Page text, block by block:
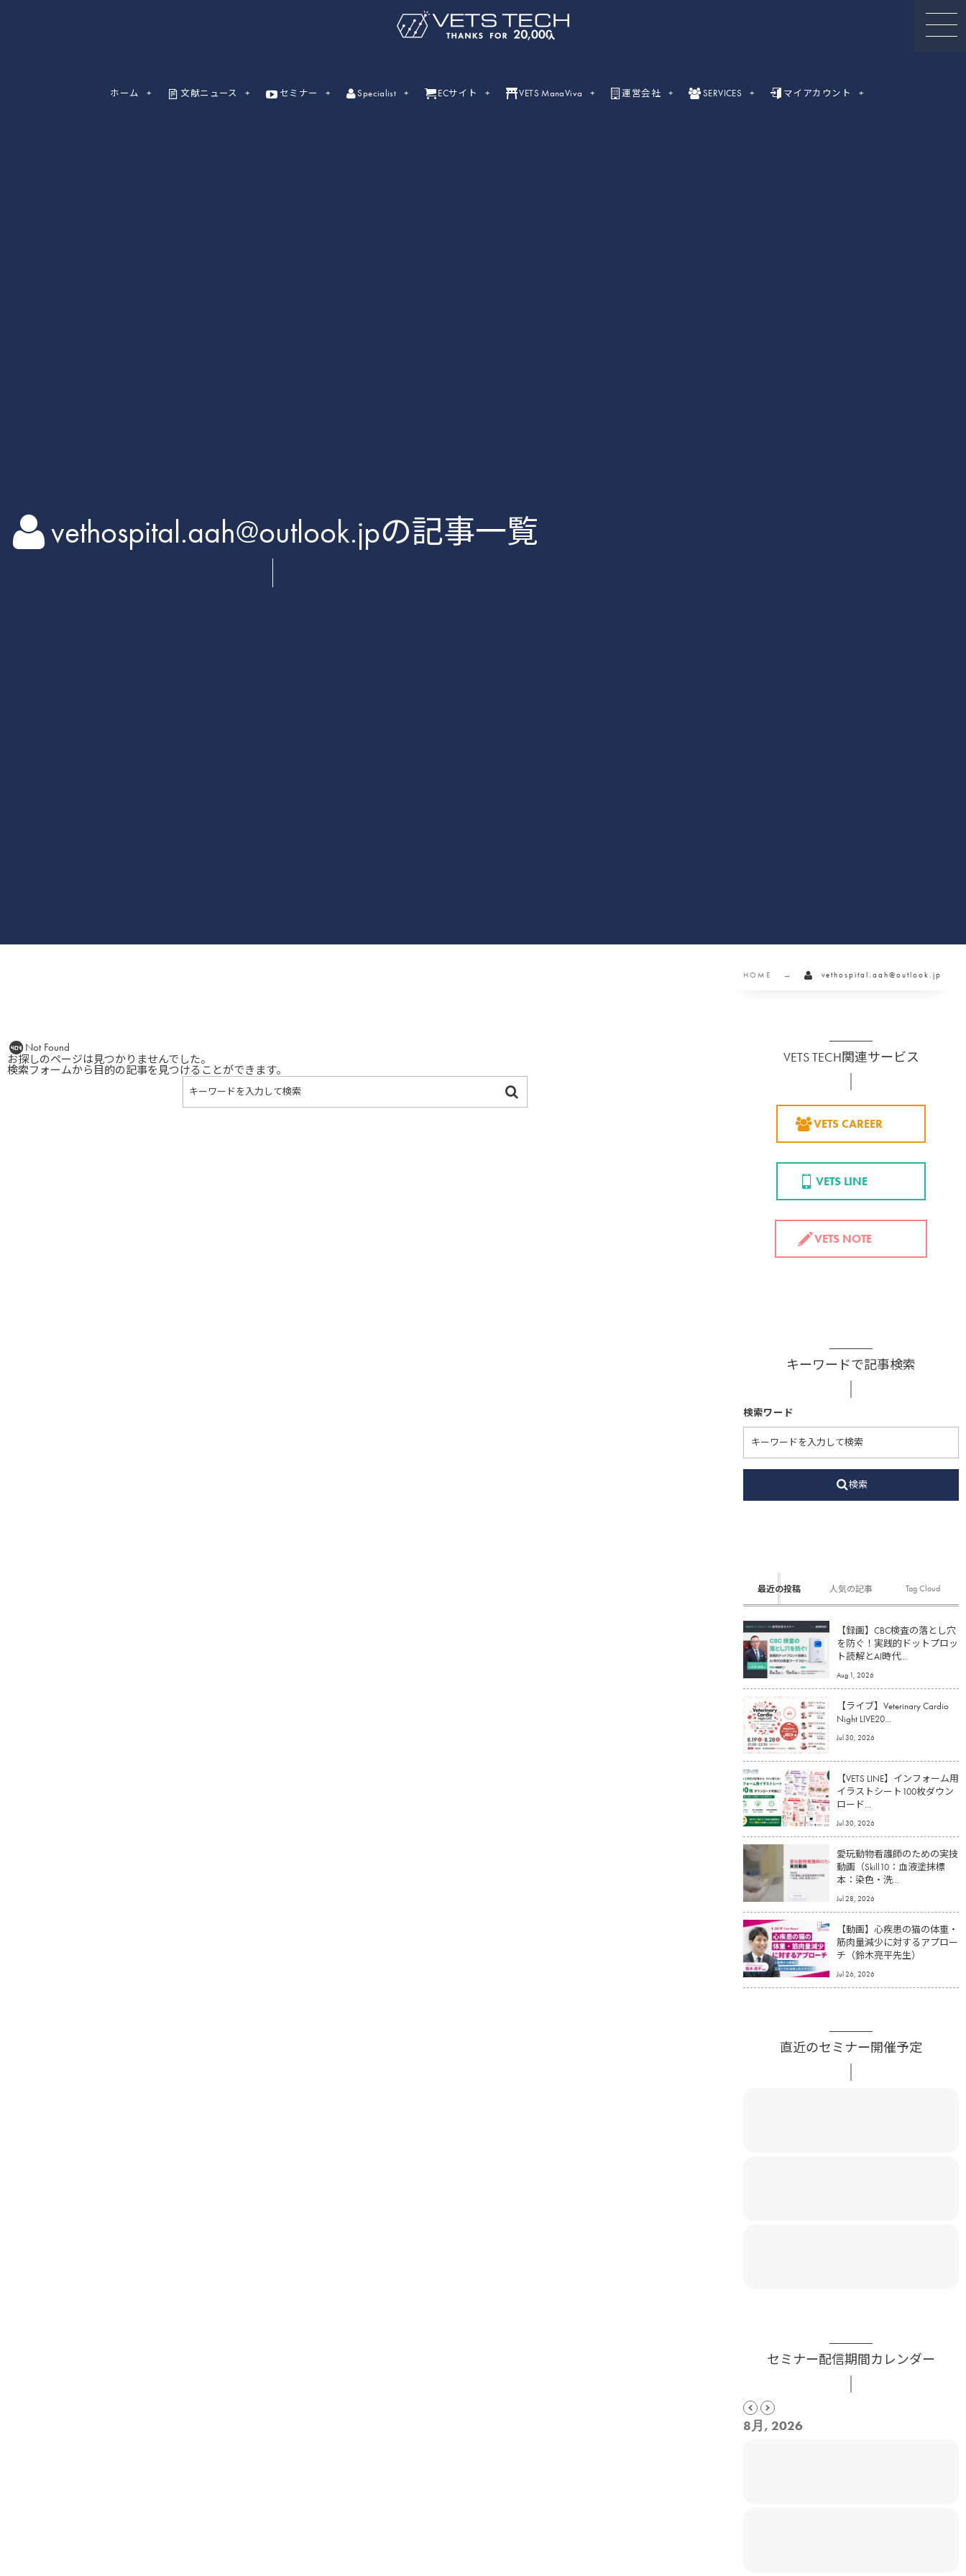
ホーム 文献ニュース セミナー Specialist ECサイト VETS ManaViva 運営会社 SERVICES マイアカウント
vethospital.aah@outlook.jpの記事一覧
HOME vethospital.aah@outlook.jp
Not Found
お探しのページは見つかりませんでした。
検索フォームから目的の記事を見つけることができます。
VETS TECH関連サービス
VETS CAREER
VETS LINE
VETS NOTE
キーワードで記事検索
検索ワード
検索
最近の投稿 人気の記事 Tag Cloud
【録画】CBC検査の落とし穴
を防ぐ！実践的ドットプロッ
ト読解とAI時代...
Aug 1, 2026
【ライブ】Veterinary Cardio
Night LIVE20...
Jul 30, 2026
【VETS LINE】インフォーム用
イラストシート100枚ダウン
ロード...
Jul 30, 2026
愛玩動物看護師のための実技
動画（Skill10：血液塗抹標
本：染色・洗...
Jul 28, 2026
【動画】心疾患の猫の体重・
筋肉量減少に対するアプロー
チ（鈴木亮平先生）
Jul 26, 2026
直近のセミナー開催予定
セミナー配信期間カレンダー
8月, 2026